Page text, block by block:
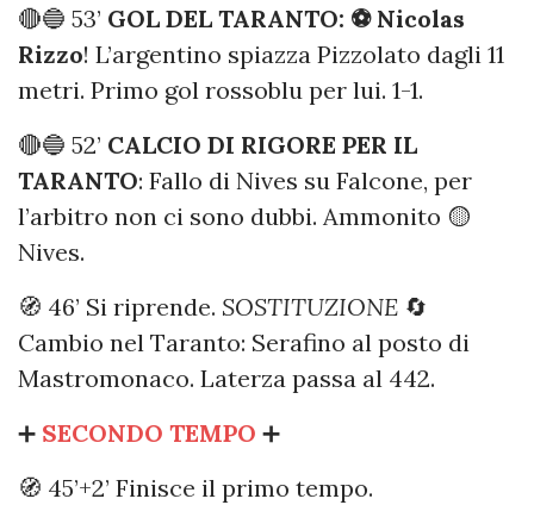
🔴🔵 53’ GOL DEL TARANTO: ⚽️ Nicolas
Rizzo! L’argentino spiazza Pizzolato dagli 11
metri. Primo gol rossoblu per lui. 1-1.
🔴🔵 52’ CALCIO DI RIGORE PER IL
TARANTO: Fallo di Nives su Falcone, per
l’arbitro non ci sono dubbi. Ammonito 🟡
Nives.
🧭 46’ Si riprende. SOSTITUZIONE 🔄
Cambio nel Taranto: Serafino al posto di
Mastromonaco. Laterza passa al 442.
➕ SECONDO TEMPO ➕
🧭 45’+2’ Finisce il primo tempo.